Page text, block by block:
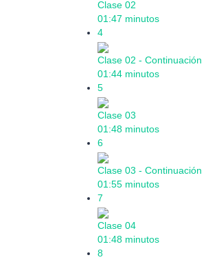
Clase 02
01:47 minutos
4
Clase 02 - Continuación
01:44 minutos
5
Clase 03
01:48 minutos
6
Clase 03 - Continuación
01:55 minutos
7
Clase 04
01:48 minutos
8